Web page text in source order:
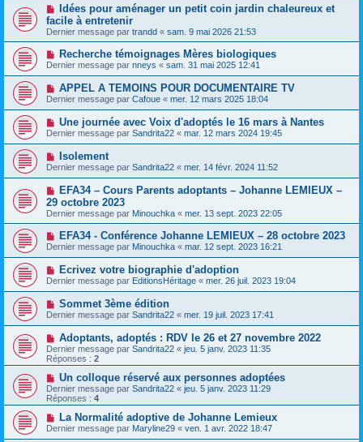
Idées pour aménager un petit coin jardin chaleureux et
facile à entretenir
Dernier message par trandd « sam. 9 mai 2026 21:53
Recherche témoignages Mères biologiques
Dernier message par nneys « sam. 31 mai 2025 12:41
APPEL A TEMOINS POUR DOCUMENTAIRE TV
Dernier message par Cafoue « mer. 12 mars 2025 18:04
Une journée avec Voix d'adoptés le 16 mars à Nantes
Dernier message par Sandrita22 « mar. 12 mars 2024 19:45
Isolement
Dernier message par Sandrita22 « mer. 14 févr. 2024 11:52
EFA34 – Cours Parents adoptants – Johanne LEMIEUX –
29 octobre 2023
Dernier message par Minouchka « mer. 13 sept. 2023 22:05
EFA34 - Conférence Johanne LEMIEUX – 28 octobre 2023
Dernier message par Minouchka « mar. 12 sept. 2023 16:21
Ecrivez votre biographie d'adoption
Dernier message par EditionsHéritage « mer. 26 juil. 2023 19:04
Sommet 3ème édition
Dernier message par Sandrita22 « mer. 19 juil. 2023 17:41
Adoptants, adoptés : RDV le 26 et 27 novembre 2022
Dernier message par Sandrita22 « jeu. 5 janv. 2023 11:35
Réponses : 2
Un colloque réservé aux personnes adoptées
Dernier message par Sandrita22 « jeu. 5 janv. 2023 11:29
Réponses : 4
La Normalité adoptive de Johanne Lemieux
Dernier message par Maryline29 « ven. 1 avr. 2022 18:47